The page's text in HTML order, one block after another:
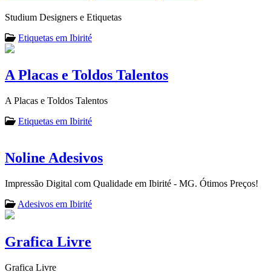
Studium Designers e Etiquetas
Etiquetas em Ibirité
A Placas e Toldos Talentos
A Placas e Toldos Talentos
Etiquetas em Ibirité
Noline Adesivos
Impressão Digital com Qualidade em Ibirité - MG. Ótimos Preços!
Adesivos em Ibirité
Grafica Livre
Grafica Livre